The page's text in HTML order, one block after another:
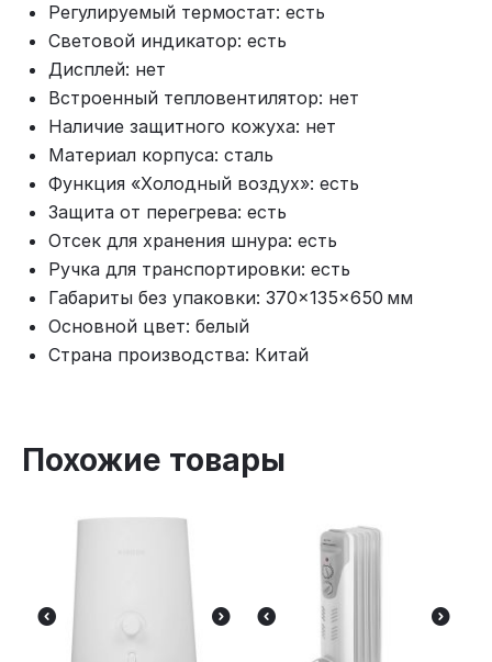
Регулируемый термостат: есть
Световой индикатор: есть
Дисплей: нет
Встроенный тепловентилятор: нет
Наличие защитного кожуха: нет
Материал корпуса: сталь
Функция «Холодный воздух»: есть
Защита от перегрева: есть
Отсек для хранения шнура: есть
Ручка для транспортировки: есть
Габариты без упаковки: 370×135×650 мм
Основной цвет: белый
Страна производства: Китай
Похожие товары